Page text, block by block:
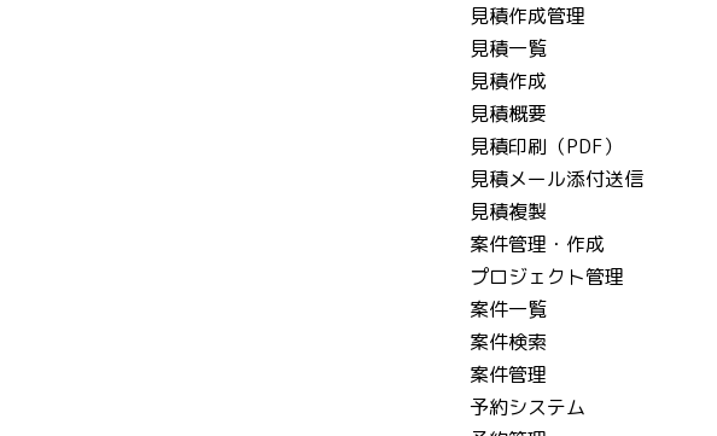
見積作成管理
見積一覧
見積作成
見積概要
見積印刷（PDF）
見積メール添付送信
見積複製
案件管理・作成
プロジェクト管理
案件一覧
案件検索
案件管理
予約システム